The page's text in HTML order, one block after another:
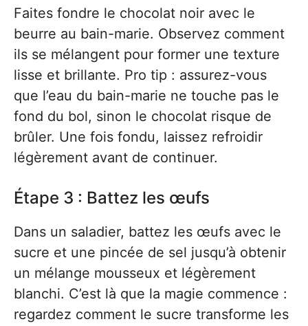
Faites fondre le chocolat noir avec le
beurre au bain-marie. Observez comment
ils se mélangent pour former une texture
lisse et brillante. Pro tip : assurez-vous
que l’eau du bain-marie ne touche pas le
fond du bol, sinon le chocolat risque de
brûler. Une fois fondu, laissez refroidir
légèrement avant de continuer.
Étape 3 : Battez les œufs
Dans un saladier, battez les œufs avec le
sucre et une pincée de sel jusqu’à obtenir
un mélange mousseux et légèrement
blanchi. C’est là que la magie commence :
regardez comment le sucre transforme les